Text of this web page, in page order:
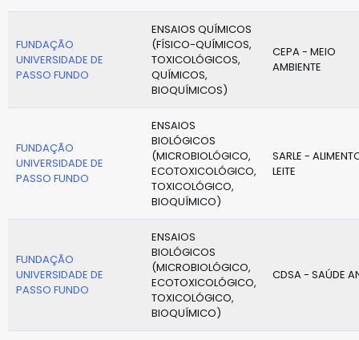
FUNDAÇÃO
UNIVERSIDADE DE
PASSO FUNDO
ENSAIOS QUÍMICOS
(FÍSICO-QUÍMICOS,
TOXICOLÓGICOS,
QUÍMICOS,
BIOQUÍMICOS)
CEPA - MEIO
AMBIENTE
FUNDAÇÃO
UNIVERSIDADE DE
PASSO FUNDO
ENSAIOS
BIOLÓGICOS
(MICROBIOLÓGICO,
ECOTOXICOLÓGICO,
TOXICOLÓGICO,
BIOQUÍMICO)
SARLE -
LEITE
FUNDAÇÃO
UNIVERSIDADE DE
PASSO FUNDO
ENSAIOS
BIOLÓGICOS
(MICROBIOLÓGICO,
ECOTOXICOLÓGICO,
TOXICOLÓGICO,
BIOQUÍMICO)
CDSA - SAÚDE